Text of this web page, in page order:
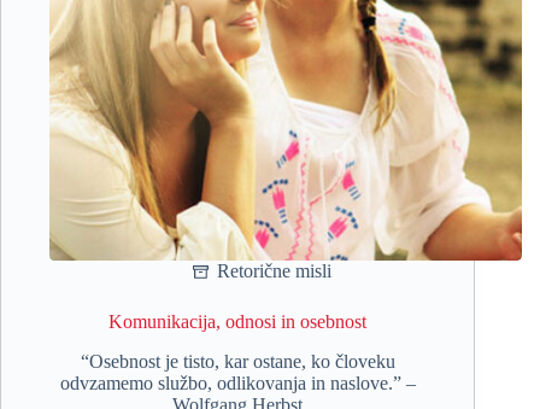
Retorične misli
Komunikacija, odnosi in osebnost
“Osebnost je tisto, kar ostane, ko človeku
odvzamemo službo, odlikovanja in naslove.” –